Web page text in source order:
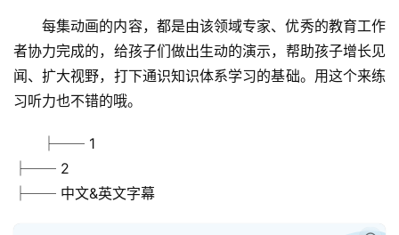
母
婴
早
教
A
I
教
每集动画的内容，都是由该领域专家、优秀的教育工作
者协力完成的，给孩子们做出生动的演示，帮助孩子增长见
闻、扩大视野，打下通识知识体系学习的基础。用这个来练
习听力也不错的哦。
├── 1
├── 2
├── 中文&英文字幕